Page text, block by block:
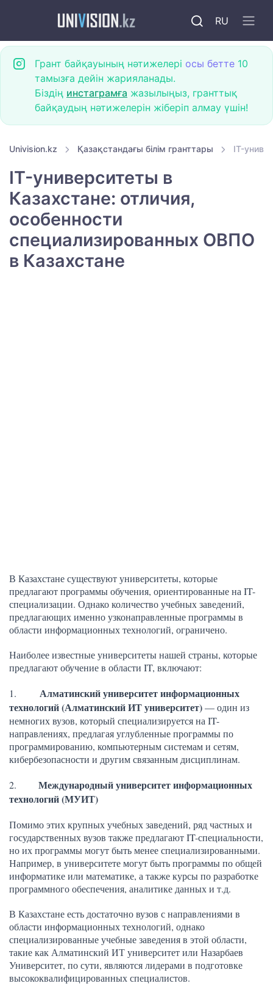
RU
Грант байқауының нәтижелері осы бетте 10
тамызға дейін жарияланады.
Біздің инстаграмға жазылыңыз, гранттық
байқаудың нәтижелерін жіберіп алмау үшін!
Univision.kz Қазақстандағы білім гранттары IT-
IT-университеты в
Казахстане: отличия,
особенности
специализированных ОВПО
в Казахстане
В Казахстане существуют университеты, которые
предлагают программы обучения, ориентированные на IT-
специализации. Однако количество учебных заведений,
предлагающих именно узконаправленные программы в
области информационных технологий, ограничено.
Наиболее известные университеты нашей страны, которые
предлагают обучение в области IT, включают:
1.
Алматинский университет информационных
технологий (Алматинский ИТ университет)— один из
немногих вузов, который специализируется на IT-
направлениях, предлагая углубленные программы по
программированию, компьютерным системам и сетям,
кибербезопасности и другим связанным дисциплинам.
2.
Международный университет информационных
технологий (МУИТ)
Помимо этих крупных учебных заведений, ряд частных и
государственных вузов также предлагают IT-специальности,
но их программы могут быть менее специализированными.
Например, в университете могут быть программы по общей
информатике или математике, а также курсы по разработке
программного обеспечения, аналитике данных и т.д.
В Казахстане есть достаточно вузов с направлениями в
области информационных технологий, однако
специализированные учебные заведения в этой области,
такие как Алматинский ИТ университет или Назарбаев
Университет, по сути, являются лидерами в подготовке
высококвалифицированных специалистов.